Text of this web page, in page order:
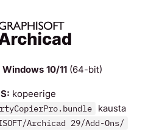
Windows 10/11 (64-bit)
kopeerige
kausta
Archicad 29/Add-Ons/